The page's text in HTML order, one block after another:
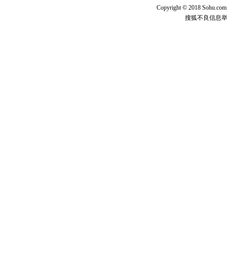
Copyright© 2018
搜狐不良信息